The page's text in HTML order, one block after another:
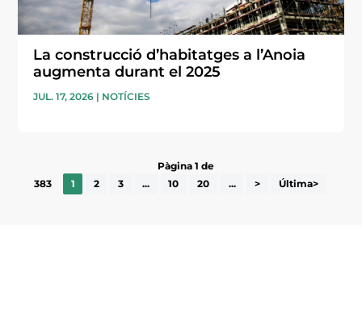
La construcció d’habitatges a l’Anoia
augmenta durant el 2025
JUL. 17, 2026 | NOTÍCIES
Pàgina 1 de
383
1 2 3 ... 10 20 ... > Última>